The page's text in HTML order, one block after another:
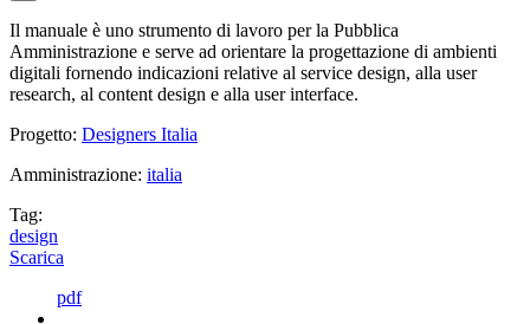
Il manuale è uno strumento di lavoro per la Pubblica
Amministrazione e serve ad orientare la progettazione di ambienti
digitali fornendo indicazioni relative al service design, alla user
research, al content design e alla user interface.
Progetto: Designers Italia
Amministrazione: italia
Tag:
design
Scarica
pdf